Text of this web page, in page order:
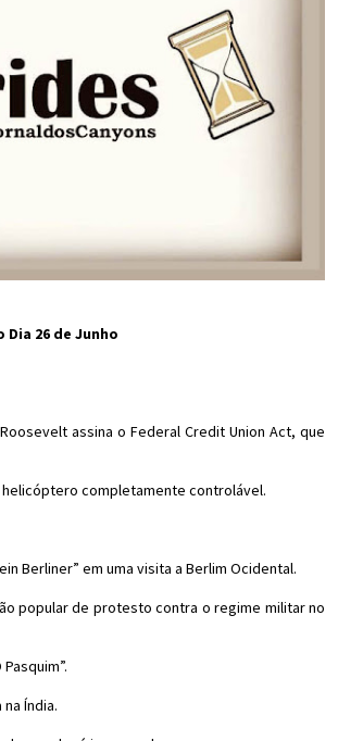
26 de Junho
assina o Federal Credit Union Act, que
helicóptero completamente controlável.
Berliner” em uma visita a Berlim Ocidental.
popular de protesto contra o regime militar no
Índia.